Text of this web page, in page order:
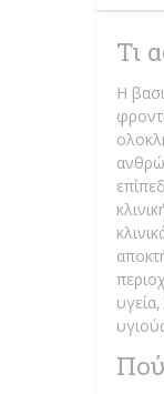
Τι
Η